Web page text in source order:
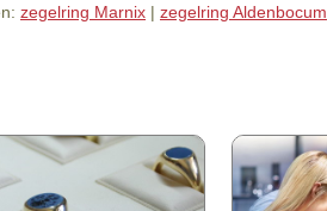
zegelring Marnix | zegelring Aldenbocum